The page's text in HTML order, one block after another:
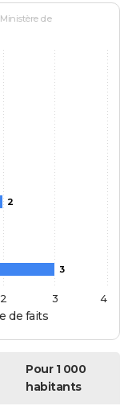
de faits
de
2
3
2 3 4
Pour 1 000
habitants